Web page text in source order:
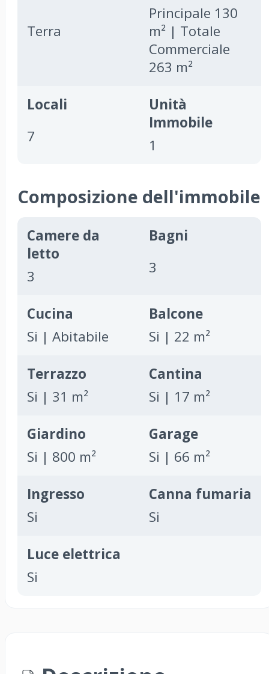
Terra
Principale 130
m² | Totale
Commerciale
263 m²
Locali
7
Unità
Immobile
1
Composizione dell'immobile
Camere da
letto
3
Bagni
3
Cucina
Si | Abitabile
Balcone
Si | 22 m²
Terrazzo
Si | 31 m²
Cantina
Si | 17 m²
Giardino
Si | 800 m²
Garage
Si | 66 m²
Ingresso
Si
Canna fumaria
Si
Luce elettrica
Si